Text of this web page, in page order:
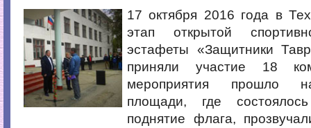
17 октября 2016 года в
этап открытой
эстафеты «Защитники
приняли участие 18
мероприятия прошло
площади, где
поднятие флага,